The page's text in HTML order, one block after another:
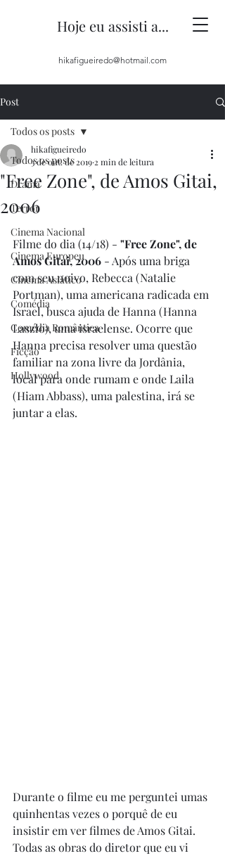
Hoje eu assisti a...
hikafigueiredo@hotmail.com
Post
Todos os posts
Drama
Terror
Cinema Nacional
Cinema Europeu
Cinema Asiático
Comédia
Comédia Romântica
Ficção
Hollywood
Todos os posts
"Free Zone", de Amos Gitai,
2006
hikafigueiredo
3 de out. de 2019 2 min de leitura
Filme do dia (14/18) - "Free Zone", de
Amos Gitai, 2006 - Após uma briga
com seu noivo, Rebecca (Natalie
Portman), uma americana radicada em
Israel, busca ajuda de Hanna (Hanna
Laszlo), uma israelense. Ocorre que
Hanna precisa resolver uma questão
familiar na zona livre da Jordânia,
local para onde rumam e onde Laila
(Hiam Abbass), uma palestina, irá se
juntar a elas.
Durante o filme eu me perguntei umas
quinhentas vezes o porquê de eu
insistir em ver filmes de Amos Gitai.
Todas as obras do diretor que eu vi